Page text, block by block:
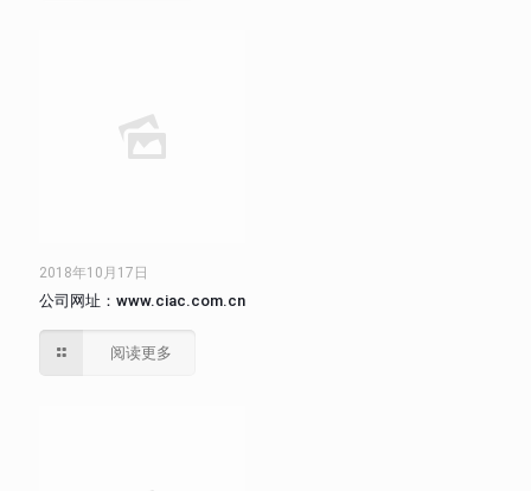
2018年10月17日
公司网址：www.ciac.com.cn
阅读更多